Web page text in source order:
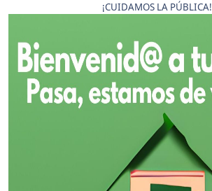
¡CUIDAMOS LA PÚBLICA!